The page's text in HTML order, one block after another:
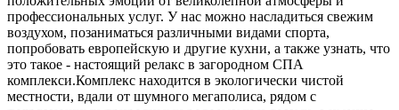
профессиональных услуг. У нас можно насладиться свежим
воздухом, позаниматься различными видами спорта,
попробовать европейскую и другие кухни, а также узнать, что
это такое - настоящий релакс в загородном СПА
комплекси.Комплекс находится в экологически чистой
местности, вдали от шумного мегаполиса, рядом с